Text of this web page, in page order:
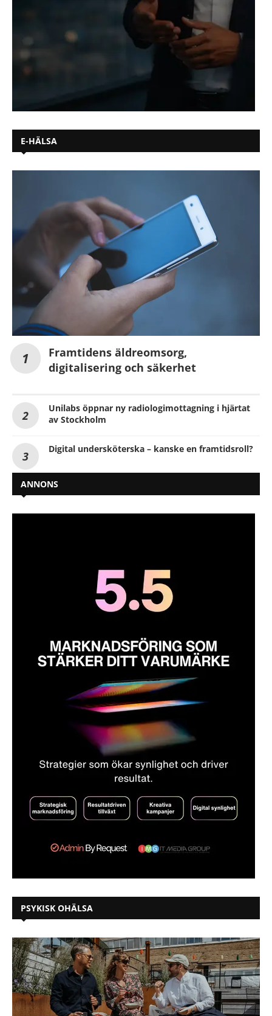
E-HÄLSA
Framtidens äldreomsorg,
digitalisering och säkerhet
Unilabs öppnar ny radiologimottagning i hjärtat
av Stockholm
Digital undersköterska – kanske en framtidsroll?
ANNONS
PSYKISK OHÄLSA